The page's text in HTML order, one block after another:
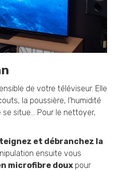
de votre téléviseur. Elle
la poussière, l’humidité
se situe… Pour le nettoyer,
et débranchez la
ensuite vous
microfibre doux pour